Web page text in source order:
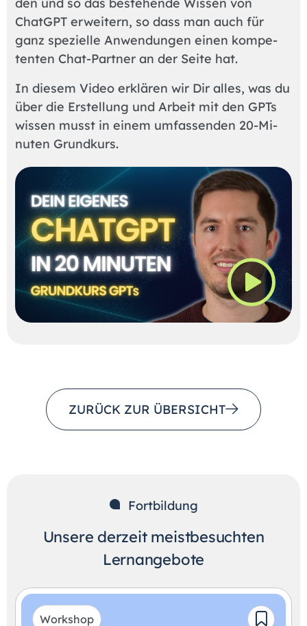
ChatG­PT er­wei­tern, so dass man auch für
ganz spe­zi­el­le An­wen­dun­gen ei­nen kom­pe­
ten­ten Chat-Part­ner an der Sei­te hat.
In die­sem Vi­deo er­klä­ren wir Dir al­les, was du
über die Er­stel­lung und Ar­beit mit den GPTs
wis­sen musst in ei­nem um­fas­sen­den 20-Mi­
nu­ten Grund­kurs.
ZURÜCK ZUR ÜBERSICHT
Fortbildung
Unsere derzeit meistbesuchten
Lernangebote
Workshop